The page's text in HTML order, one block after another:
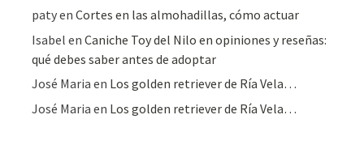
patyenCortes en las almohadillas, cómo actuar
Isabel enCaniche Toy del Nilo en opiniones y reseñas:
qué debes saber antes de adoptar
José Maria en Los golden retriever de Ría Vela…
José Maria en Los golden retriever de Ría Vela…